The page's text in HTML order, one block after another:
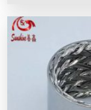
Os grampos em
o fio trançado